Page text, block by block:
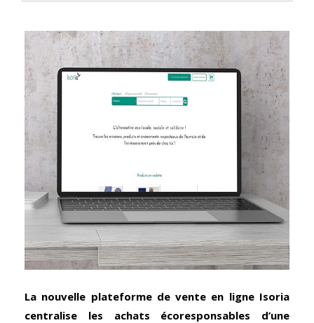
La nouvelle plateforme de vente en ligne Isoria
centralise les achats écoresponsables d’une